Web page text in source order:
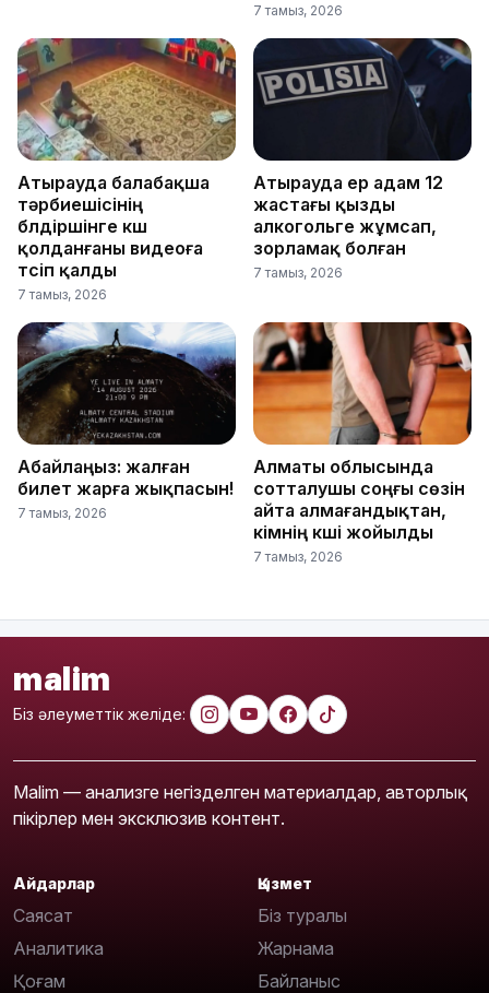
7 тамыз, 2026
Атырауда балабақша
тәрбиешісінің
бүлдіршінге күш
қолданғаны видеоға
түсіп қалды
7 тамыз, 2026
Атырауда ер адам 12
жастағы қызды
алкогольге жұмсап,
зорламақ болған
7 тамыз, 2026
Абайлаңыз: жалған
билет жарға жықпасын!
7 тамыз, 2026
Алматы облысында
сотталушы соңғы сөзін
айта алмағандықтан,
үкімнің күші жойылды
7 тамыз, 2026
malim
Біз әлеуметтік желіде:
Malim — анализге негізделген материалдар, авторлық
пікірлер мен эксклюзив контент.
Айдарлар
Саясат
Аналитика
Қоғам
Қызмет
Біз туралы
Жарнама
Байланыс